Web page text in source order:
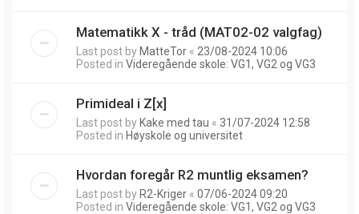
Matematikk X - tråd (MAT02-02 valgfag)
Last post by MatteTor « 23/08-2024 10:06
Posted in Videregående skole: VG1, VG2 og VG3
Primideal i Z[x]
Last post by Kake med tau « 31/07-2024 12:58
Posted in Høyskole og universitet
Hvordan foregår R2 muntlig eksamen?
Last post by R2-Kriger « 07/06-2024 09:20
Posted in Videregående skole: VG1, VG2 og VG3